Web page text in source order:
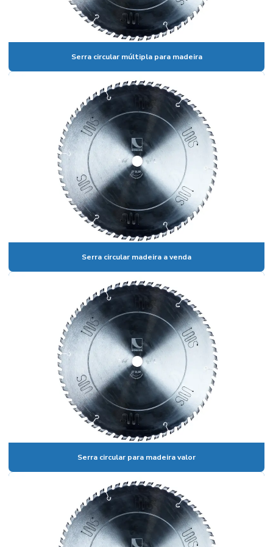
Fornecedor de serra circular
Fornecedor de serra fita
Lamina serra fita estiletada para madeira
Luva de borracha preço
Luva de borracha preta
Luva pigmentada branca
Luva pigmentada preta
Luva pigmentada preta ncm
Luva pigmentada preta preço
Luva pigmentada valor
Luvas pigmentadas preço
Preço faca de desengrosso
Rebolo afiar faca
Rebolo chanfrado
Rebolo chanfrado para afiar serra fita
Rebolo copo para afiação
Rebolo diamantado
Rebolo diamantado para afiar serra circular
Rebolo diamantado para afiar videa
Serra circular múltipla para madeira
Serra circular madeira a venda
Serra circular para madeira valor